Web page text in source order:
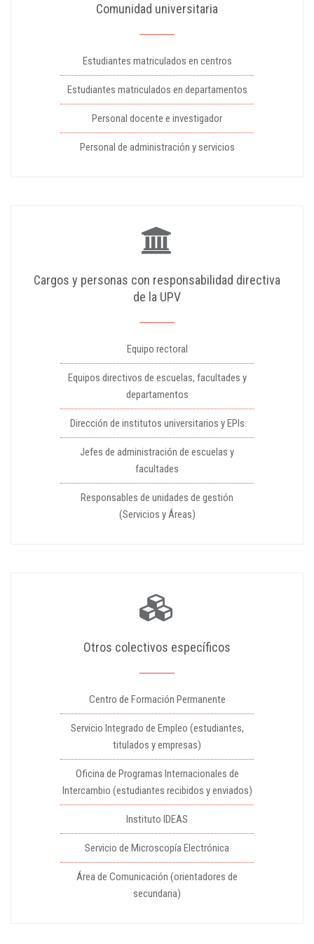
Comunidad universitaria
Estudiantes matriculados en centros
Estudiantes matriculados en departamentos
Personal docente e investigador
Personal de administración y servicios
Cargos y personas con responsabilidad directiva
de la UPV
Equipo rectoral
Equipos directivos de escuelas, facultades y
departamentos
Dirección de institutos universitarios y EPIs
Jefes de administración de escuelas y
facultades
Responsables de unidades de gestión
(Servicios y Áreas)
Otros colectivos específicos
Centro de Formación Permanente
Servicio Integrado de Empleo (estudiantes,
titulados y empresas)
Oficina de Programas Internacionales de
Intercambio (estudiantes recibidos y enviados)
Instituto IDEAS
Servicio de Microscopía Electrónica
Área de Comunicación (orientadores de
secundaria)